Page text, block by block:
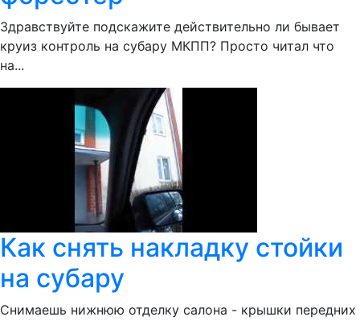
Здравствуйте подскажите действительно ли бывает
круиз контроль на субару МКПП? Просто читал что
на...
Как снять накладку стойки
на субару
Снимаешь нижнюю отделку салона - крышки передних